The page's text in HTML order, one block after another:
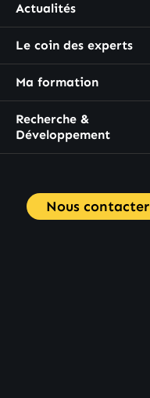
Actualités
Le coin des experts
Ma formation
Recherche &
Développement
Nous contacter